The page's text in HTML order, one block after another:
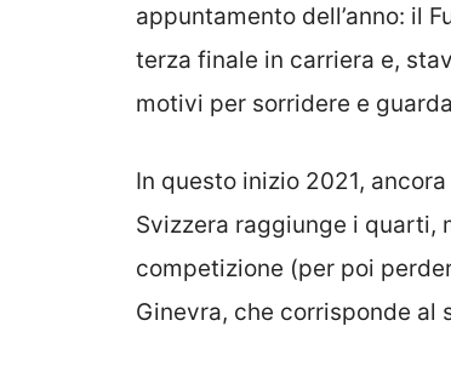
appuntamento dell’anno: il
terza finale in carriera e,
motivi per sorridere e
In questo inizio 2021,
Svizzera raggiunge i quarti,
competizione (per poi
Ginevra, che corrisponde al